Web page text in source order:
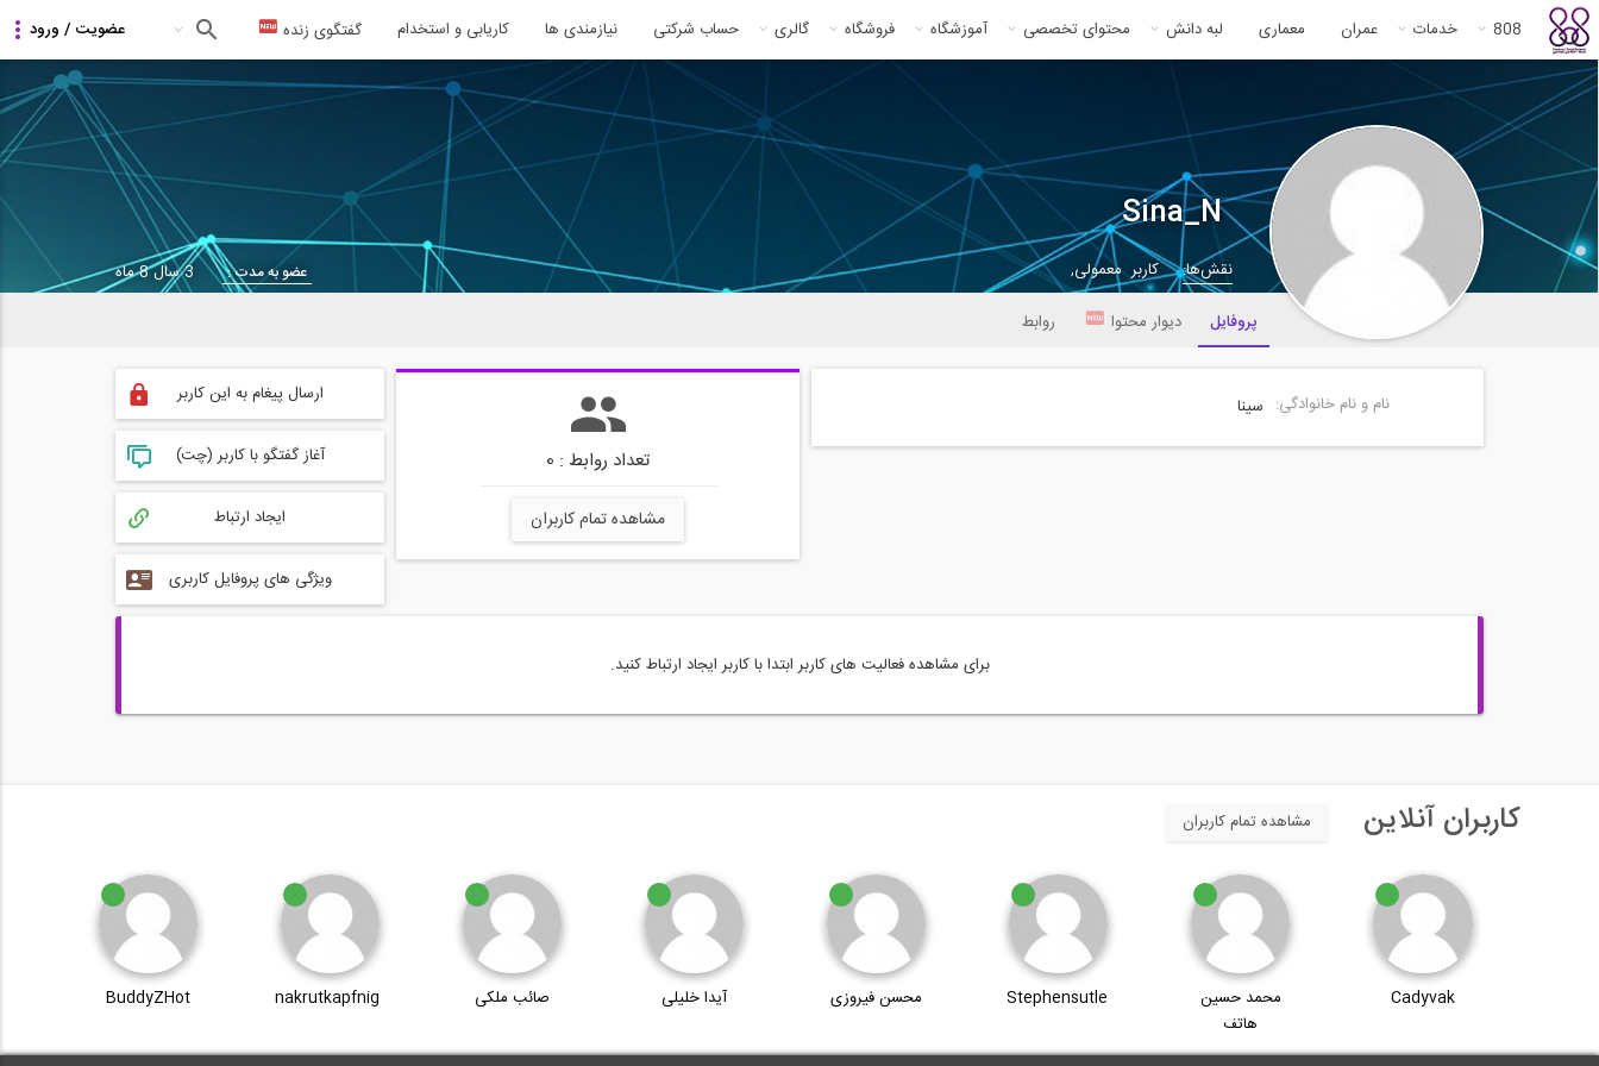
808 خدمات عمران معماری لبه دانش محتوای تخصصی آموزشگاه فروشگاه گالری حساب شرکتی نیازمندی ها کاریابی و استخدام گفتگوی زنده
Sina_N
نقش‌ها: کاربر معمولی, عضو به مدت :
3 سال 8 ماه
پروفایل
دیوار محتوا روابط
نام و نام خانوادگی: سینا
تعداد روابط : 0
مشاهده تمام کاربران
ارسال پیغام به این کاربر
آغاز گفتگو با کاربر (چت)
ایجاد ارتباط
ویژگی های پروفایل کاربری
برای مشاهده فعالیت های کاربر ابتدا با کاربر ایجاد ارتباط کنید.
کاربران آنلاین مشاهده تمام کاربران
Cadyvak
محمد حسین
هاتف
Stephensutle محسن فیروزی آیدا خلیلی صائب ملکی nakrutkapfnig
BuddyZHot